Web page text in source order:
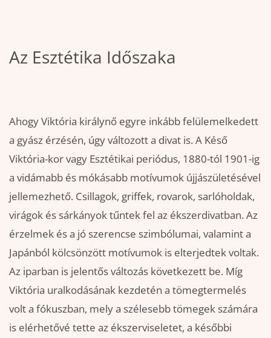
Az Esztétika Időszaka
Ahogy Viktória királynő egyre inkább felülemelkedett
a gyász érzésén, úgy változott a divat is. A Késő
Viktória-kor vagy Esztétikai periódus, 1880-tól 1901-ig
a vidámabb és mókásabb motívumok újjászületésével
jellemezhető. Csillagok, griffek, rovarok, sarlóholdak,
virágok és sárkányok tűntek fel az ékszerdivatban. Az
érzelmek és a jó szerencse szimbólumai, valamint a
Japánból kölcsönzött motívumok is elterjedtek voltak.
Az iparban is jelentős változás következett be. Míg
Viktória uralkodásának kezdetén a tömegtermelés
volt a fókuszban, mely a szélesebb tömegek számára
is elérhetővé tette az ékszerviseletet, a későbbi